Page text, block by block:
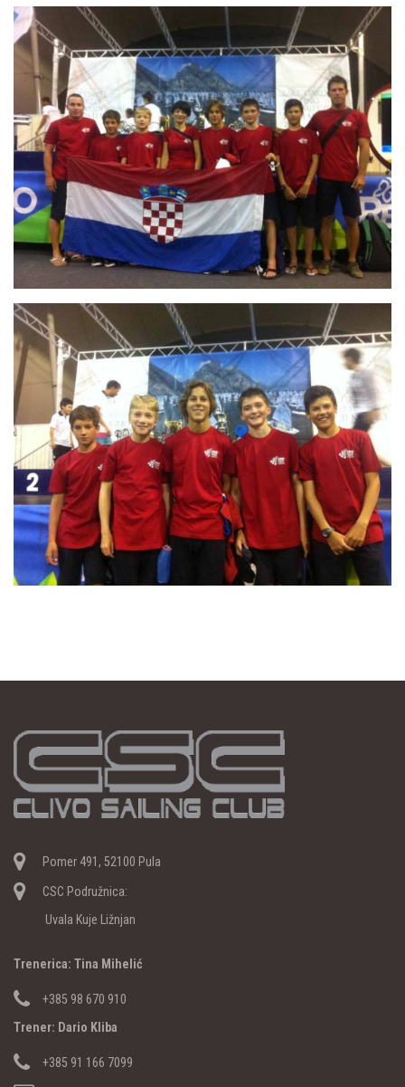
Pomer 491, 52100 Pula
CSC Podružnica:
Uvala Kuje Ližnjan
Trenerica: Tina Mihelić
+385 98 670 910
Trener: Dario Kliba
+385 91 166 7099